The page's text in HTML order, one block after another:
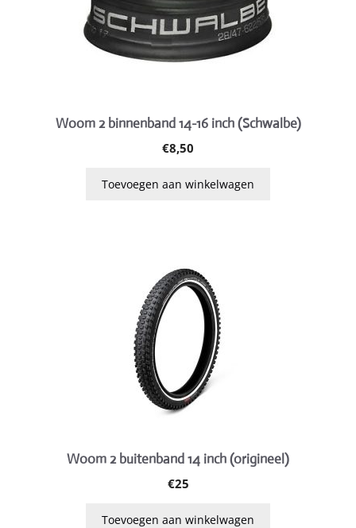
Woom 2 binnenband 14-16 inch (Schwalbe)
€8,50
Toevoegen aan winkelwagen
Woom 2 buitenband 14 inch (origineel)
€25
Toevoegen aan winkelwagen